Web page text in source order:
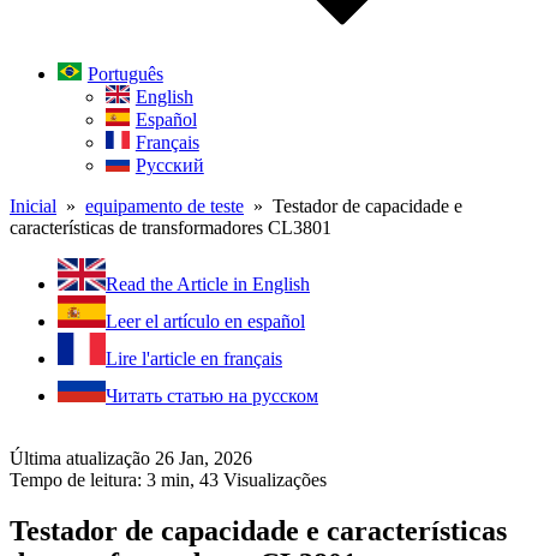
Português
English
Español
Français
Русский
Inicial » equipamento de teste » Testador de capacidade e
características de transformadores CL3801
Read the Article in English
Leer el artículo en español
Lire l'article en français
Читать статью на русском
Última atualização 26 Jan, 2026
Tempo de leitura: 3 min, 43 Visualizações
Testador de capacidade e características